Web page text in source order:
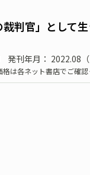
判官」として
発刊年月： 2022.08
格は各ネット書店でご確